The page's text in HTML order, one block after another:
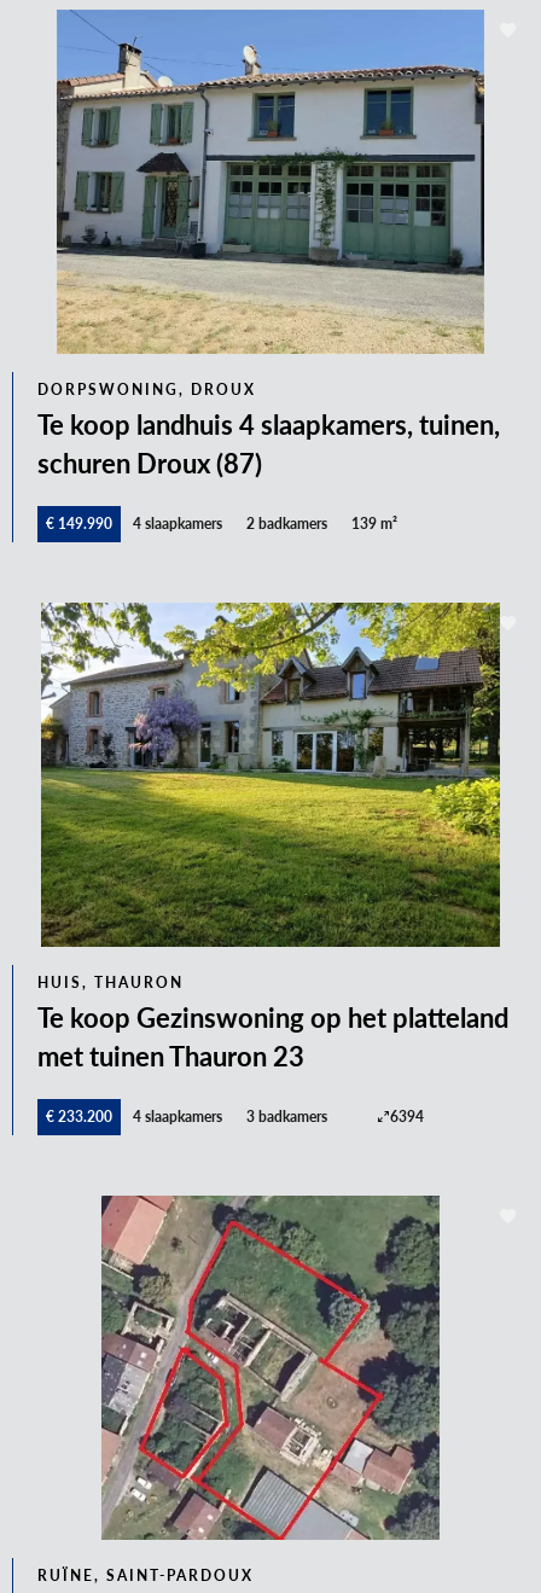
DORPSWONING, DROUX
Te koop landhuis 4 slaapkamers, tuinen,
schuren Droux (87)
€ 149.990 4 slaapkamers 2 badkamers 139 m²
HUIS, THAURON
Te koop Gezinswoning op het platteland
met tuinen Thauron 23
€ 233.200 4 slaapkamers 3 badkamers 6394
RUÏNE, SAINT-PARDOUX